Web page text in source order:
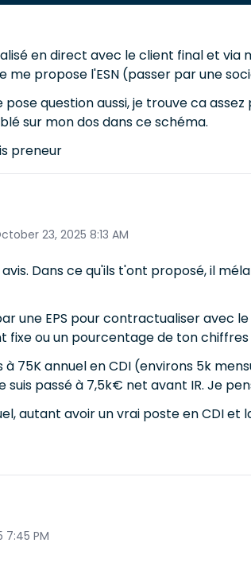
en direct avec le client final et
propose l'ESN (passer par une
question aussi, je trouve ca
sur mon dos dans ce schéma.
preneur
23, 2025 8:13 AM
Dans ce qu'ils t'ont proposé, il
une EPS pour contractualiser avec
ou un pourcentage de ton chiffres
75K annuel en CDI (environs 5k
passé à 7,5k€ net avant IR. Je
autant avoir un vrai poste en CDI et
7:45 PM